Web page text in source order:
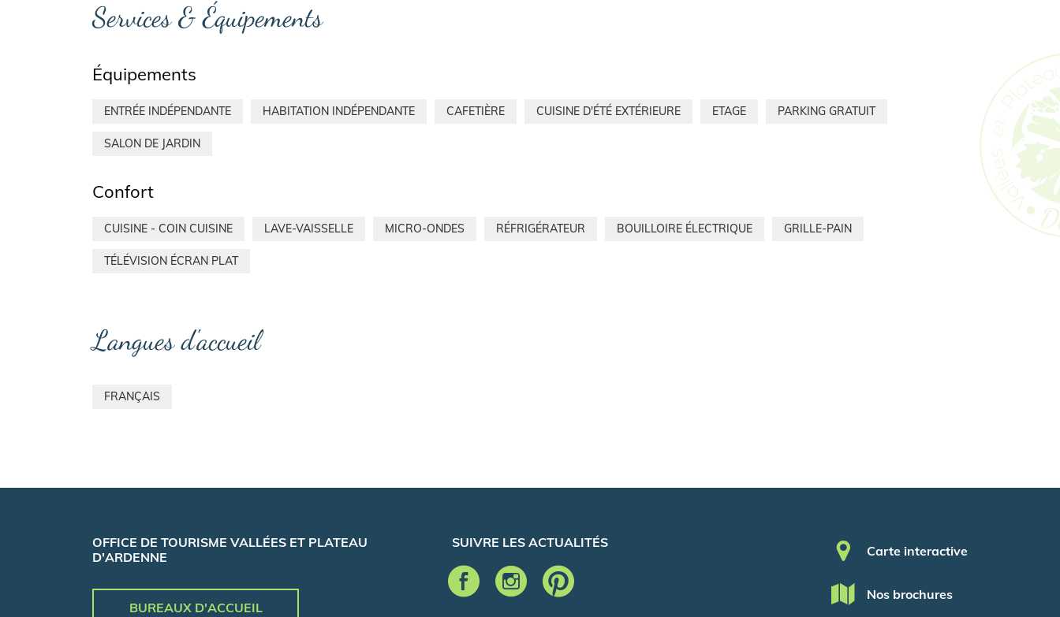
Services & Équipements
Équipements
ENTRÉE INDÉPENDANTE HABITATION INDÉPENDANTE CAFETIÈRE CUISINE D'ÉTÉ EXTÉRIEURE ETAGE PARKING GRATUIT
SALON DE JARDIN
Confort
CUISINE - COIN CUISINE LAVE-VAISSELLE MICRO-ONDES RÉFRIGÉRATEUR BOUILLOIRE ÉLECTRIQUE GRILLE-PAIN
TÉLÉVISION ÉCRAN PLAT
Langues d'accueil
FRANÇAIS
OFFICE DE TOURISME VALLÉES ET PLATEAU
D'ARDENNE
BUREAUX D'ACCUEIL
SUIVRE LES ACTUALITÉS Pied de page
Carte interactive
Nos brochures